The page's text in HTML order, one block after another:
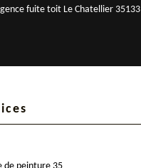
fuite toit Le Chatellier 35133